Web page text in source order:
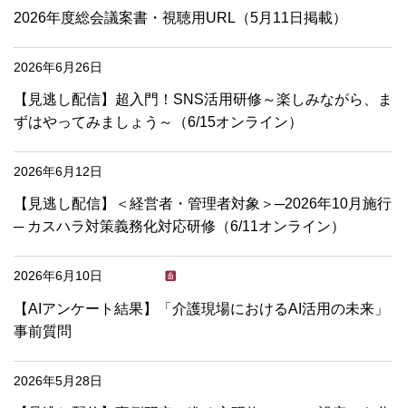
2026年度総会議案書・視聴用URL（5月11日掲載）
2026年6月26日
【見逃し配信】超入門！SNS活用研修～楽しみながら、ま
ずはやってみましょう～（6/15オンライン）
2026年6月12日
【見逃し配信】＜経営者・管理者対象＞─2026年10月施行
─ カスハラ対策義務化対応研修（6/11オンライン）
2026年6月10日
【AIアンケート結果】「介護現場におけるAI活用の未来」
事前質問
2026年5月28日